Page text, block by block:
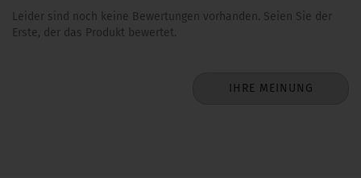
Leider sind noch keine Bewertungen vorhanden. Seien Sie der
Erste, der das Produkt bewertet.
IHRE MEINUNG